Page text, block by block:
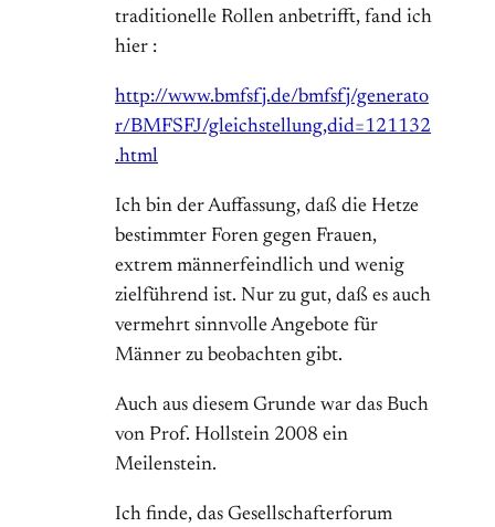
traditionelle Rollen anbetrifft, fand ich
hier :
http://www.bmfsfj.de/bmfsfj/generato
r/BMFSFJ/gleichstellung,did=121132
.html
Ich bin der Auffassung, daß die Hetze
bestimmter Foren gegen Frauen,
extrem männerfeindlich und wenig
zielführend ist. Nur zu gut, daß es auch
vermehrt sinnvolle Angebote für
Männer zu beobachten gibt.
Auch aus diesem Grunde war das Buch
von Prof. Hollstein 2008 ein
Meilenstein.
Ich finde, das Gesellschafterforum